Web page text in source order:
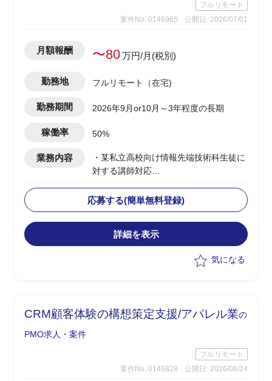
フルリモート
案件No. 0146965
公開日: 2026/07/01
月額報酬 〜80万円/月(税別)
勤務地 フルリモート（在宅)
勤務期間 2026年9月or10月～3年程度の長期
稼働率 50%
業務内容
・某私立高校向け情報先端技術科生徒に
対する講師対応
ィ、AI/金融工学(高校生向けのため企業
におけるお金の話)、情報Ⅰ
・授業日：月曜(9:40～12:40、13:15～
15:30)、水曜(9:40～12:00)
・その他、授業に使うコンテンツの制作
基礎レベルを教え、学生に興味を持たせ
応募する(簡単無料登録)
詳細を表示
気になる
CRM顧客体験の構想策定支援/アパレル業の
PMO求人・案件
フルリモート
案件No. 0146828
公開日: 2026/06/24